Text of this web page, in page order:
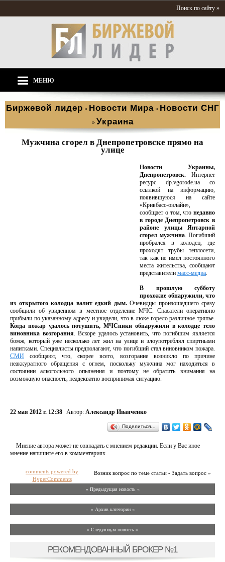
Поиск по сайту »
МЕНЮ
Биржевой лидер » Новости Мира » Новости СНГ
» Украина
Мужчина сгорел в Днепропетровске прямо на
улице
Новости Украины,
Днепропетровск. Интернет
ресурс dp.vgorode.ua со
ссылкой на информацию,
появившуюся на сайте
«Кривбасс-онлайн»,
сообщает о том, что недавно
в городе Днепропетровск в
районе улицы Янтарной
сгорел мужчина. Погибший
пробрался в колодец, где
проходят трубы теплосети,
так как не имел постоянного
места жительства, сообщают
представители масс-медиа.
В прошлую субботу
прохожие обнаружили, что
из открытого колодца валит едкий дым. Очевидцы произошедшего сразу
сообщили об увиденном в местное отделение МЧС. Спасатели оперативно
прибыли по указанному адресу и увидели, что в люке горело различное тряпье.
Когда пожар удалось потушить, МЧСники обнаружили в колодце тело
виновника возгорания. Вскоре удалось установить, что погибшим является
бомж, который уже несколько лет жил на улице и злоупотреблял спиртными
напитками. Специалисты предполагают, что погибший стал виновником пожара.
СМИ сообщают, что, скорее всего, возгорание возникло по причине
неаккуратного обращения с огнем, поскольку мужчина мог находиться в
состоянии алкогольного опьянения и поэтому не обратить внимания на
возможную опасность, неадекватно воспринимая ситуацию.
22 мая 2012 г. 12:38 Автор: Александр Иванченко
Поделиться…
Мнение автора может не совпадать с мнением редакции. Если у Вас иное
мнение напишите его в комментариях.
Возник вопрос по теме статьи - Задать вопрос »
comments powered by
HyperComments
« Предыдущая новость «
» Архив категории «
» Следующая новость »
РЕКОМЕНДОВАННЫЙ БРОКЕР №1